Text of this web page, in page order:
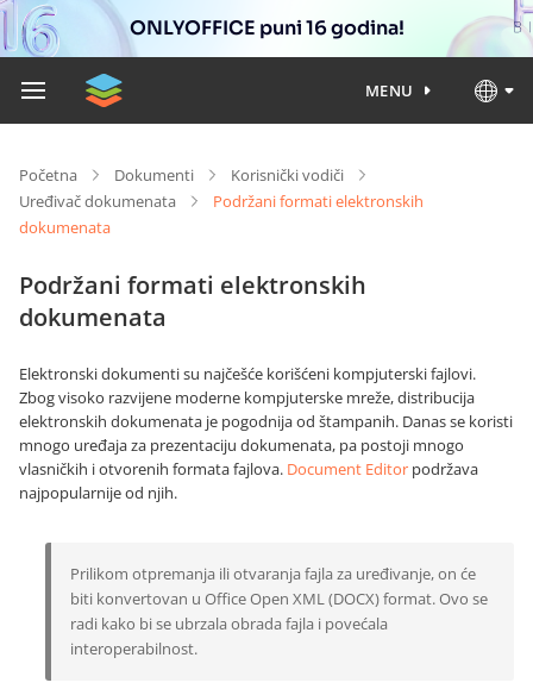
ONLYOFFICE puni 16 godina!
MENU
Početna Dokumenti
Korisnički vodiči
Uređivač dokumenata
Podržani formati elektronskih
dokumenata
Podržani formati elektronskih
dokumenata
Elektronski dokumenti su najčešće korišćeni kompjuterski fajlovi.
Zbog visoko razvijene moderne kompjuterske mreže, distribucija
elektronskih dokumenata je pogodnija od štampanih. Danas se koristi
mnogo uređaja za prezentaciju dokumenata, pa postoji mnogo
vlasničkih i otvorenih formata fajlova. Document Editor podržava
najpopularnije od njih.
Prilikom otpremanja ili otvaranja fajla za uređivanje, on će
biti konvertovan u Office Open XML (DOCX) format. Ovo se
radi kako bi se ubrzala obrada fajla i povećala
interoperabilnost.